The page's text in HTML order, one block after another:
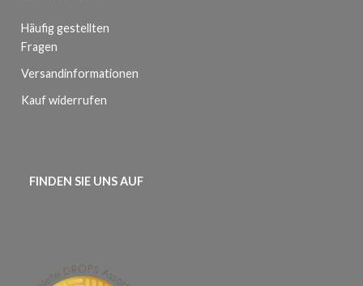
Häufig gestellten
Fragen
Versandinformationen
Kauf widerrufen
FINDEN SIE UNS AUF